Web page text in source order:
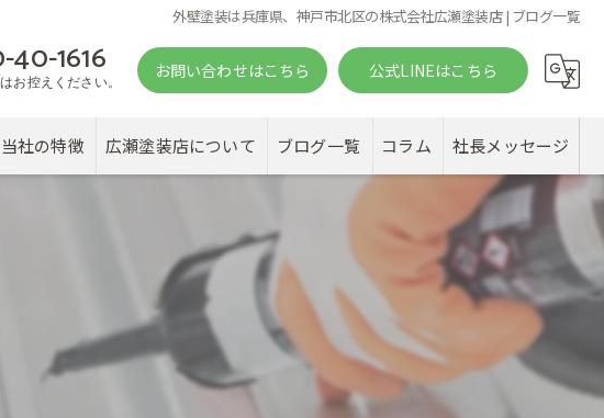
外壁塗装は兵庫県、神戸市北区の株式会社広瀬塗装店 | ブログ一覧
40-1616
お控えください。
お問い合わせはこちら 公式LINEはこちら
当社の特徴
雨漏り
広瀬塗装店について ブログ一覧 コラム 社長メッセージ